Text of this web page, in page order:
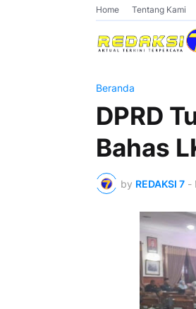
Home Tentang Kami
Beranda
DPRD
Bahas
by REDAKSI 7 -